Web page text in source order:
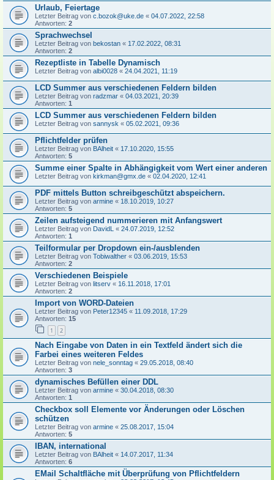
Urlaub, Feiertage
Letzter Beitrag von c.bozok@uke.de « 04.07.2022, 22:58
Antworten: 2
Sprachwechsel
Letzter Beitrag von bekostan « 17.02.2022, 08:31
Antworten: 2
Rezeptliste in Tabelle Dynamisch
Letzter Beitrag von albi0028 « 24.04.2021, 11:19
LCD Summer aus verschiedenen Feldern bilden
Letzter Beitrag von radzmar « 04.03.2021, 20:39
Antworten: 1
LCD Summer aus verschiedenen Feldern bilden
Letzter Beitrag von sannysk « 05.02.2021, 09:36
Pflichtfelder prüfen
Letzter Beitrag von BAlheit « 17.10.2020, 15:55
Antworten: 5
Summe einer Spalte in Abhängigkeit vom Wert einer anderen
Letzter Beitrag von kirkman@gmx.de « 02.04.2020, 12:41
PDF mittels Button schreibgeschützt abspeichern.
Letzter Beitrag von armine « 18.10.2019, 10:27
Antworten: 5
Zeilen aufsteigend nummerieren mit Anfangswert
Letzter Beitrag von DavidL « 24.07.2019, 12:52
Antworten: 1
Teilformular per Dropdown ein-/ausblenden
Letzter Beitrag von Tobiwalther « 03.06.2019, 15:53
Antworten: 2
Verschiedenen Beispiele
Letzter Beitrag von litserv « 16.11.2018, 17:01
Antworten: 2
Import von WORD-Dateien
Letzter Beitrag von Peter12345 « 11.09.2018, 17:29
Antworten: 15
1 2
Nach Eingabe von Daten in ein Textfeld ändert sich die
Farbei eines weiteren Feldes
Letzter Beitrag von nele_sonntag « 29.05.2018, 08:40
Antworten: 3
dynamisches Befüllen einer DDL
Letzter Beitrag von armine « 30.04.2018, 08:30
Antworten: 1
Checkbox soll Elemente vor Änderungen oder Löschen
schützen
Letzter Beitrag von armine « 25.08.2017, 15:04
Antworten: 5
IBAN, international
Letzter Beitrag von BAlheit « 14.07.2017, 11:34
Antworten: 6
EMail Schaltfläche mit Überprüfung von Pflichtfeldern